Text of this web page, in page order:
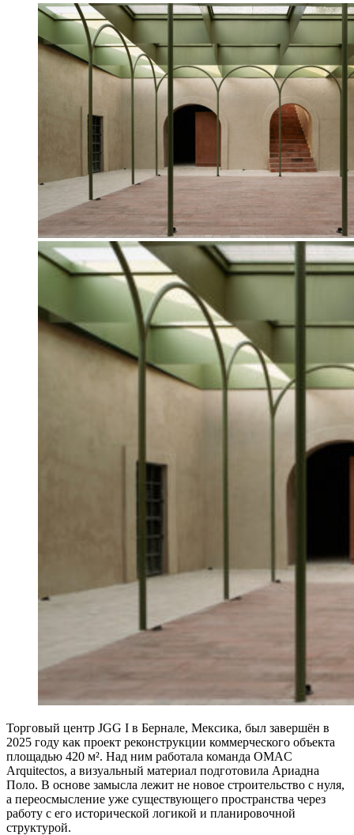
Торговый центр JGG I в Бернале, Мексика, был завершён в
2025 году как проект реконструкции коммерческого объекта
площадью 420 м². Над ним работала команда OMAC
Arquitectos, а визуальный материал подготовила Ариадна
Поло. В основе замысла лежит не новое строительство с нуля,
а переосмысление уже существующего пространства через
работу с его исторической логикой и планировочной
структурой.